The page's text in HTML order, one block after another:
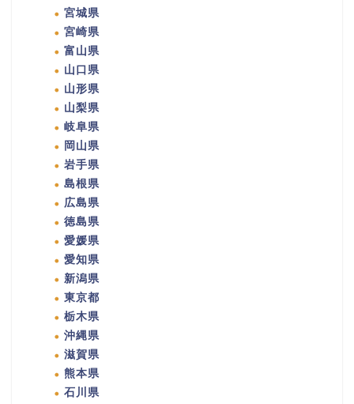
宮城県
宮崎県
富山県
山口県
山形県
山梨県
岐阜県
岡山県
岩手県
島根県
広島県
徳島県
愛媛県
愛知県
新潟県
東京都
栃木県
沖縄県
滋賀県
熊本県
石川県